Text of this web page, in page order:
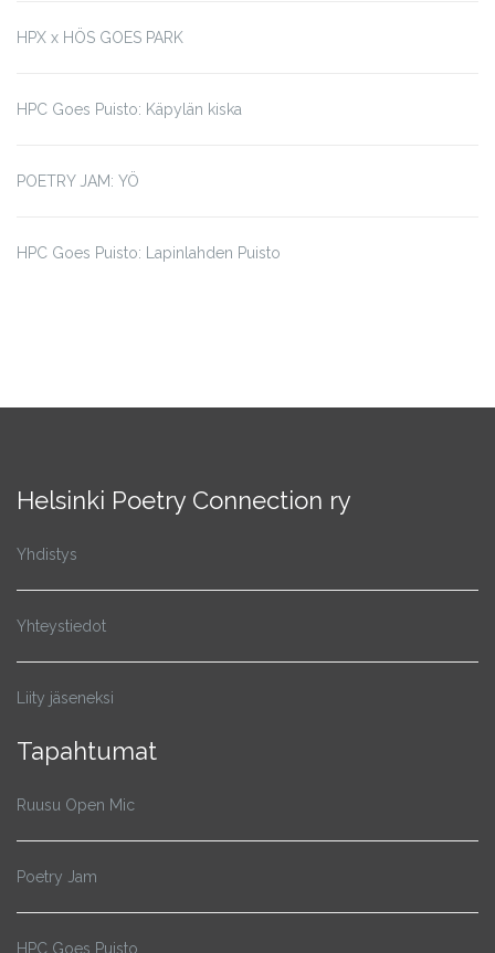
HPX x HÖS GOES PARK
HPC Goes Puisto: Käpylän kiska
POETRY JAM: YÖ
HPC Goes Puisto: Lapinlahden Puisto
Helsinki Poetry Connection ry
Yhdistys
Yhteystiedot
Liity jäseneksi
Tapahtumat
Ruusu Open Mic
Poetry Jam
HPC Goes Puisto